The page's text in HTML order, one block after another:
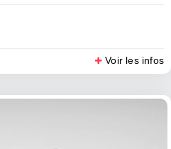
Voir les infos